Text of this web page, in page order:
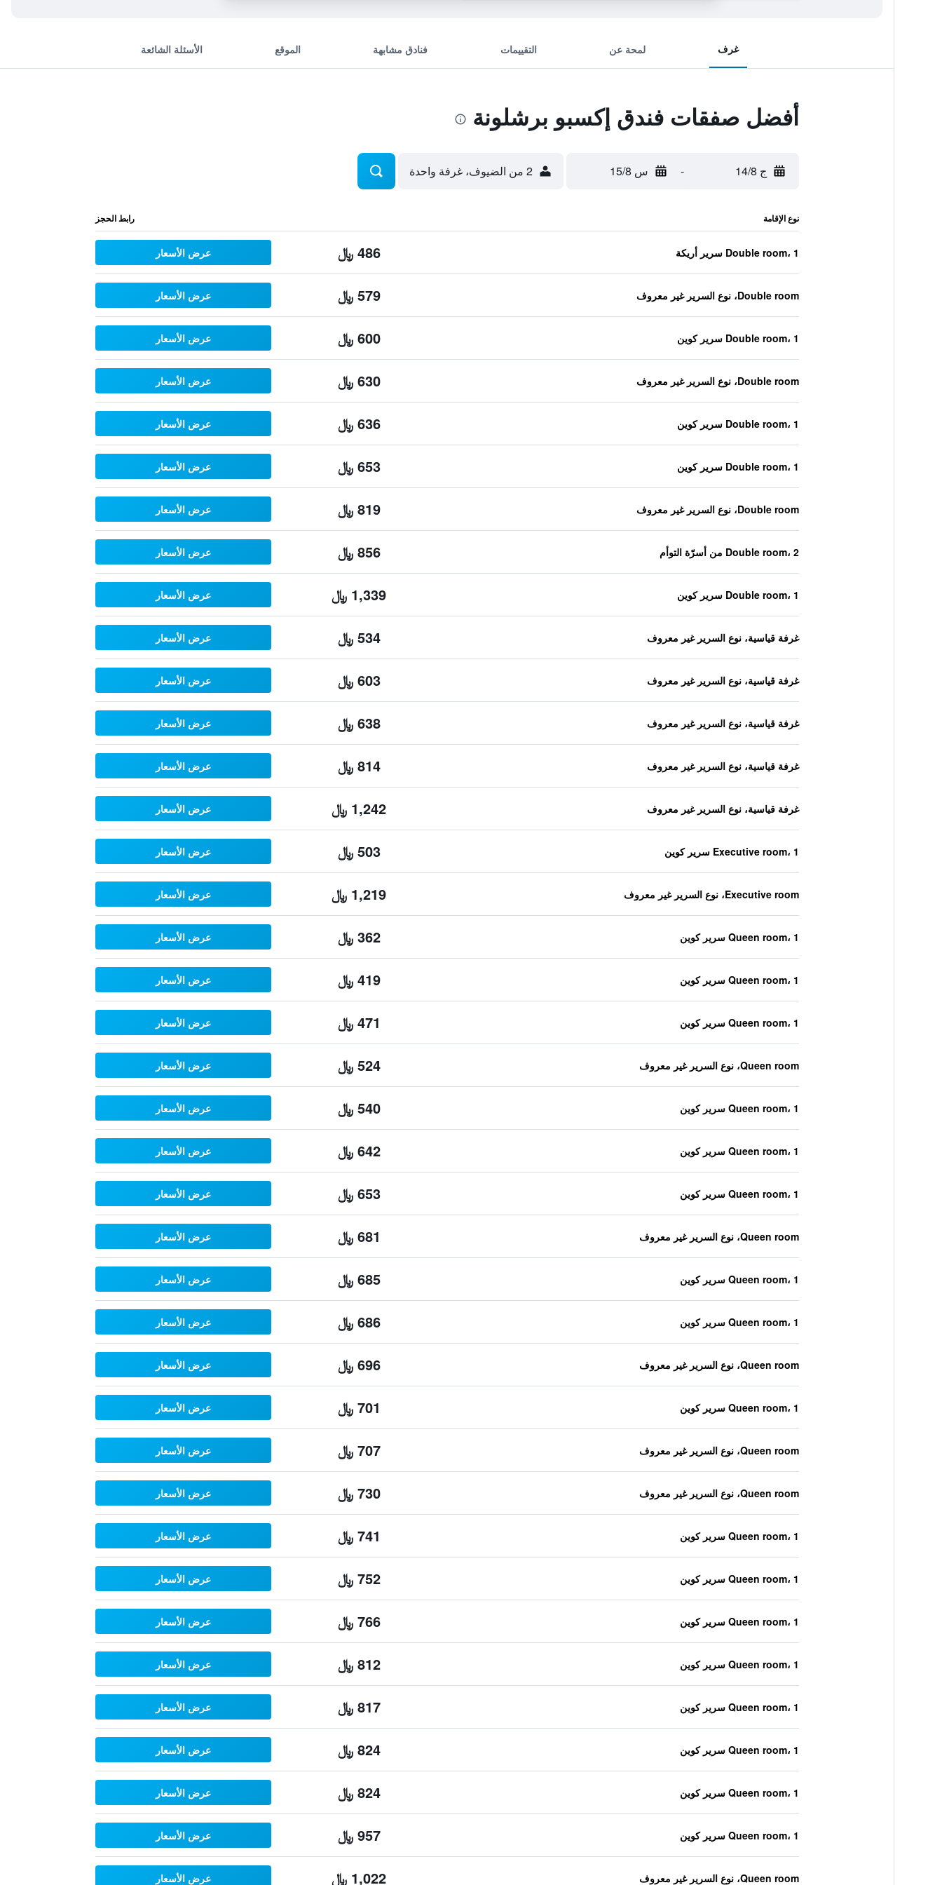
غرف لمحة عن التقييمات فنادق مشابهة الموقع الأسئلة الشائعة
أفضل صفقات فندق إكسبو برشلونة
ج 14/8 - س 15/8 2 من الضيوف، غرفة واحدة
نوع الإقامة رابط الحجز
Double room، 1 سرير أريكة 486 ﷼ عرض الأسعار
Double room، نوع السرير غير معروف 579 ﷼ عرض الأسعار
Double room، 1 سرير كوين 600 ﷼ عرض الأسعار
Double room، نوع السرير غير معروف 630 ﷼ عرض الأسعار
Double room، 1 سرير كوين 636 ﷼ عرض الأسعار
Double room، 1 سرير كوين 653 ﷼ عرض الأسعار
Double room، نوع السرير غير معروف 819 ﷼ عرض الأسعار
Double room، 2 من أسرّة التوأم 856 ﷼ عرض الأسعار
Double room، 1 سرير كوين 1,339 ﷼ عرض الأسعار
غرفة قياسية، نوع السرير غير معروف 534 ﷼ عرض الأسعار
غرفة قياسية، نوع السرير غير معروف 603 ﷼ عرض الأسعار
غرفة قياسية، نوع السرير غير معروف 638 ﷼ عرض الأسعار
غرفة قياسية، نوع السرير غير معروف 814 ﷼ عرض الأسعار
غرفة قياسية، نوع السرير غير معروف 1,242 ﷼ عرض الأسعار
Executive room، 1 سرير كوين 503 ﷼ عرض الأسعار
Executive room، نوع السرير غير معروف 1,219 ﷼ عرض الأسعار
Queen room، 1 سرير كوين 362 ﷼ عرض الأسعار
Queen room، 1 سرير كوين 419 ﷼ عرض الأسعار
Queen room، 1 سرير كوين 471 ﷼ عرض الأسعار
Queen room، نوع السرير غير معروف 524 ﷼ عرض الأسعار
Queen room، 1 سرير كوين 540 ﷼ عرض الأسعار
Queen room، 1 سرير كوين 642 ﷼ عرض الأسعار
Queen room، 1 سرير كوين 653 ﷼ عرض الأسعار
Queen room، نوع السرير غير معروف 681 ﷼ عرض الأسعار
Queen room، 1 سرير كوين 685 ﷼ عرض الأسعار
Queen room، 1 سرير كوين 686 ﷼ عرض الأسعار
Queen room، نوع السرير غير معروف 696 ﷼ عرض الأسعار
Queen room، 1 سرير كوين 701 ﷼ عرض الأسعار
Queen room، نوع السرير غير معروف 707 ﷼ عرض الأسعار
Queen room، نوع السرير غير معروف 730 ﷼ عرض الأسعار
Queen room، 1 سرير كوين 741 ﷼ عرض الأسعار
Queen room، 1 سرير كوين 752 ﷼ عرض الأسعار
Queen room، 1 سرير كوين 766 ﷼ عرض الأسعار
Queen room، 1 سرير كوين 812 ﷼ عرض الأسعار
Queen room، 1 سرير كوين 817 ﷼ عرض الأسعار
Queen room، 1 سرير كوين 824 ﷼ عرض الأسعار
Queen room، 1 سرير كوين 824 ﷼ عرض الأسعار
Queen room، 1 سرير كوين 957 ﷼ عرض الأسعار
Queen room، نوع السرير غير معروف 1,022 ﷼ عرض الأسعار